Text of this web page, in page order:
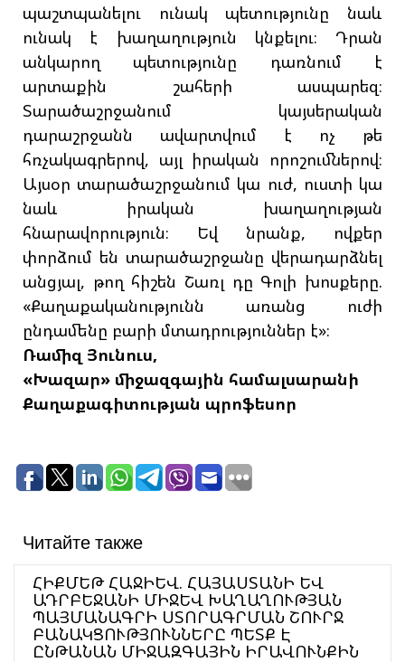
պաշտպանելու ունակ պետությունը նաև
ունակ է խաղաղություն կնքելու։ Դրան
անկարող պետությունը դառնում է
արտաքին շահերի ասպարեզ։
Տարածաշրջանում կայսերական
դարաշրջանն ավարտվում է ոչ թե
հռչակագրերով, այլ իրական որոշումներով։
Այսօր տարածաշրջանում կա ուժ, ուստի կա
նաև իրական խաղաղության
հնարավորություն։ Եվ նրանք, ովքեր
փորձում են տարածաշրջանը վերադարձնել
անցյալ, թող հիշեն Շառլ դը Գոլի խոսքերը.
«Քաղաքականությունն առանց ուժի
ընդամենը բարի մտադրություններ է»։
Ռամիզ Յունուս,
«Խազար» միջազգային համալսարանի
Քաղաքագիտության պրոֆեսոր
Читайте также
ՀԻՔՄԵԹ ՀԱՋԻԵՎ. ՀԱՅԱՍՏԱՆԻ ԵՎ
ԱԴՐԲԵՋԱՆԻ ՄԻՋԵՎ ԽԱՂԱՂՈՒԹՅԱՆ
ՊԱՅՄԱՆԱԳՐԻ ՍՏՈՐԱԳՐՄԱՆ ՇՈՒՐՋ
ԲԱՆԱԿՑՈՒԹՅՈՒՆՆԵՐԸ ՊԵՏՔ Է
ԸՆԹԱՆԱՆ ՄԻՋԱԶԳԱՅԻՆ ԻՐԱՎՈՒՆՔԻՆ